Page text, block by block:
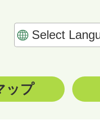
ップ